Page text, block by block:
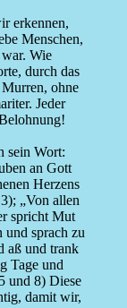
erkennen,
Menschen,
Wie
durch das
ohne
Jeder
sein Wort:
an Gott
Herzens
„Von allen
spricht Mut
und sprach zu
aß und trank
Tage und
und 8) Diese
damit wir,